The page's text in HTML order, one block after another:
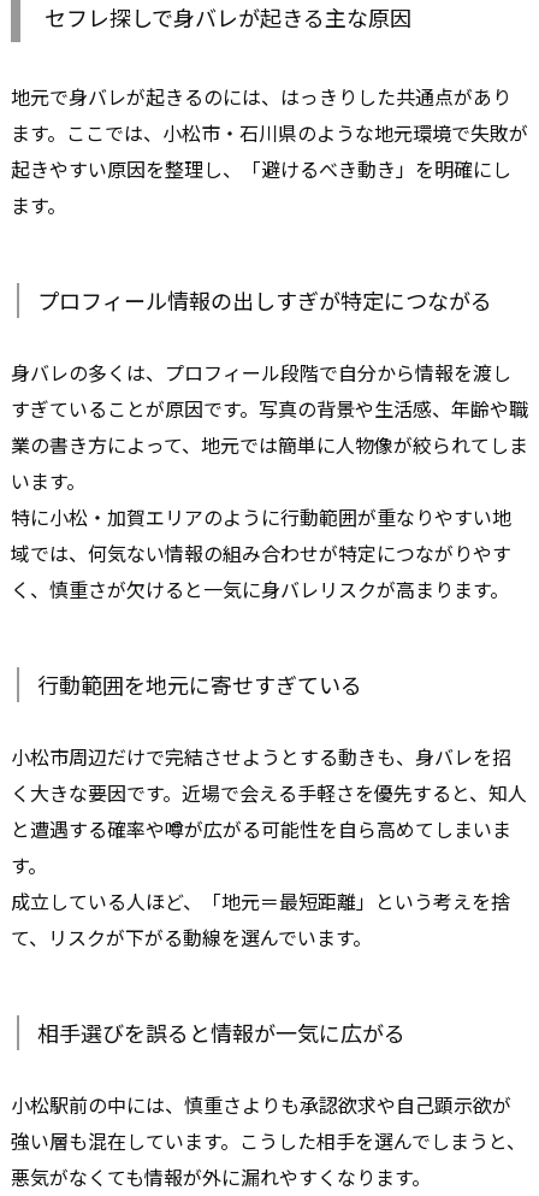
セフレ探しで身バレが起きる主な原因
地元で身バレが起きるのには、はっきりした共通点があり
ます。ここでは、小松市・石川県のような地元環境で失敗が
起きやすい原因を整理し、「避けるべき動き」を明確にし
ます。
プロフィール情報の出しすぎが特定につながる
身バレの多くは、プロフィール段階で自分から情報を渡し
すぎていることが原因です。写真の背景や生活感、年齢や職
業の書き方によって、地元では簡単に人物像が絞られてしま
います。
特に小松・加賀エリアのように行動範囲が重なりやすい地
域では、何気ない情報の組み合わせが特定につながりやす
く、慎重さが欠けると一気に身バレリスクが高まります。
行動範囲を地元に寄せすぎている
小松市周辺だけで完結させようとする動きも、身バレを招
く大きな要因です。近場で会える手軽さを優先すると、知人
と遭遇する確率や噂が広がる可能性を自ら高めてしまいま
す。
成立している人ほど、「地元＝最短距離」という考えを捨
て、リスクが下がる動線を選んでいます。
相手選びを誤ると情報が一気に広がる
小松駅前の中には、慎重さよりも承認欲求や自己顕示欲が
強い層も混在しています。こうした相手を選んでしまうと、
悪気がなくても情報が外に漏れやすくなります。